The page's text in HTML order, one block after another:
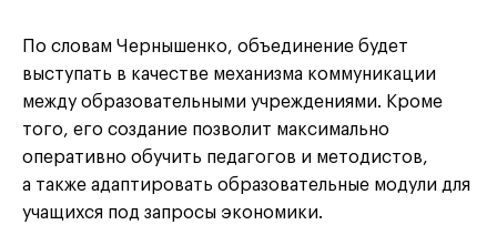
По словам Чернышенко, объединение будет
выступать в качестве механизма коммуникации
между образовательными учреждениями. Кроме
того, его создание позволит максимально
оперативно обучить педагогов и методистов,
а также адаптировать образовательные модули для
учащихся под запросы экономики.